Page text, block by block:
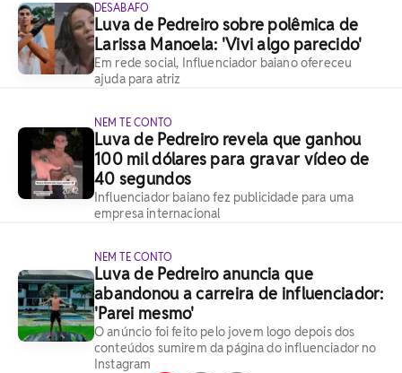
DESABAFO
Luva de Pedreiro sobre polêmica de
Larissa Manoela: 'Vivi algo parecido'
Em rede social, Influenciador baiano ofereceu
ajuda para atriz
NEM TE CONTO
Luva de Pedreiro revela que ganhou
100 mil dólares para gravar vídeo de
40 segundos
Influenciador baiano fez publicidade para uma
empresa internacional
NEM TE CONTO
Luva de Pedreiro anuncia que
abandonou a carreira de influenciador:
'Parei mesmo'
O anúncio foi feito pelo jovem logo depois dos
conteúdos sumirem da página do influenciador no
Instagram